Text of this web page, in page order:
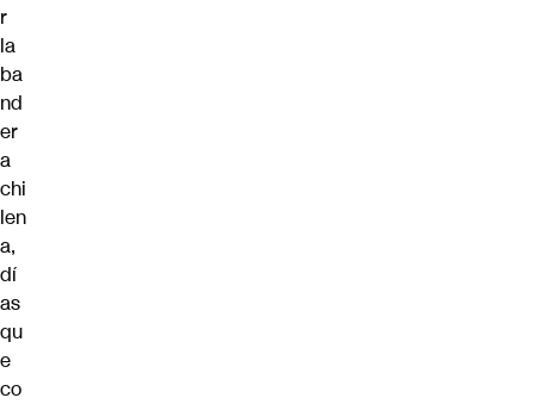
r
la
ba
nd
er
a
chi
len
a,
dí
as
qu
e
co